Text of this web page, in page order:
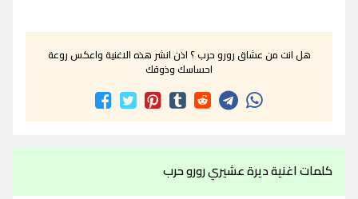
هل انت من عشاق رورو حرب ؟ اذن انشر هذه الاغنية واعكس روعة
احساسك وذوقك
كلمات اغنية ديرة عشيري رورو حرب